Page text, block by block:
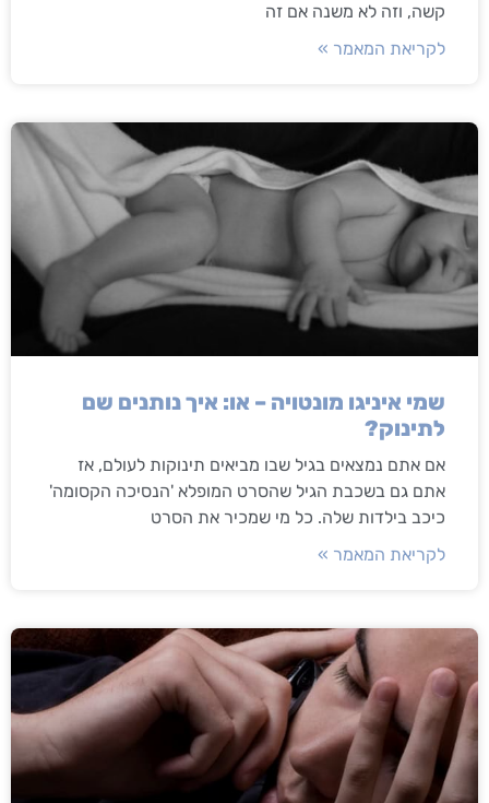
קשה, וזה לא משנה אם זה
לקריאת המאמר »
שמי איניגו מונטויה – או: איך נותנים שם
לתינוק?
אם אתם נמצאים בגיל שבו מביאים תינוקות לעולם, אז
אתם גם בשכבת הגיל שהסרט המופלא 'הנסיכה הקסומה'
כיכב בילדות שלה. כל מי שמכיר את הסרט
לקריאת המאמר »